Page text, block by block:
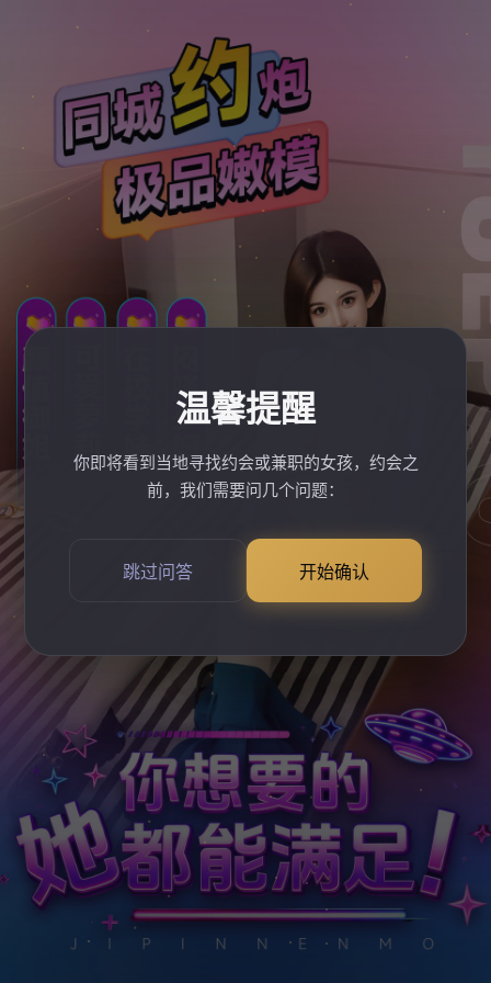
温馨提醒
你即将看到当地寻找约会或兼职的女孩，约会之
前，我们需要问几个问题：
跳过问答 开始确认